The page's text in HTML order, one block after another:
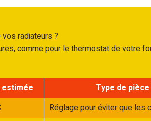
vos radiateurs ?
comme pour le thermostat de votre
Type de
Réglage pour éviter que les